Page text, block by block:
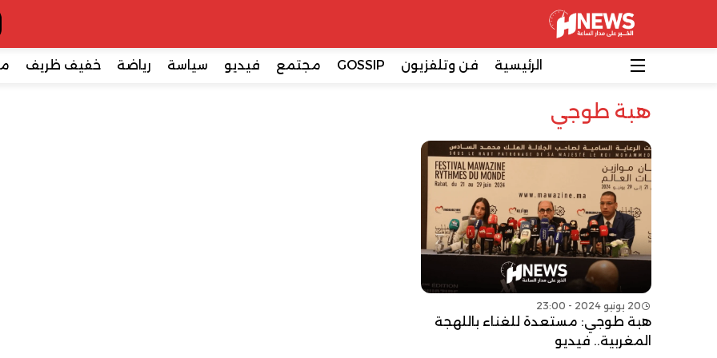
الرئيسية فن وتلفزيون GOSSIP مجتمع فيديو سياسة رياضة خفيف ظريف
هبة طوجي
20 يونيو 2024 - 23:00
هبة طوجي: مستعدة للغناء باللهجة
المغربية.. فيديو